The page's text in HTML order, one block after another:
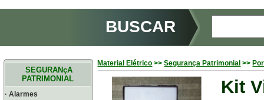
BUSCAR
SEGURANçA
PATRIMONIAL
· Alarmes
Material Elétrico >>Segurança Patrimonial >>
Kit